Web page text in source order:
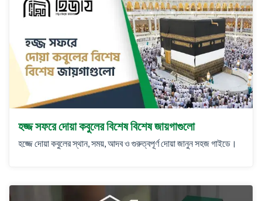
হজ্জ সফরে দোয়া কবুলের বিশেষ বিশেষ জায়গাগুলো
হজ্জে দোয়া কবুলের স্থান, সময়, আদব ও গুরুত্বপূর্ণ দোয়া জানুন সহজ গাইডে।